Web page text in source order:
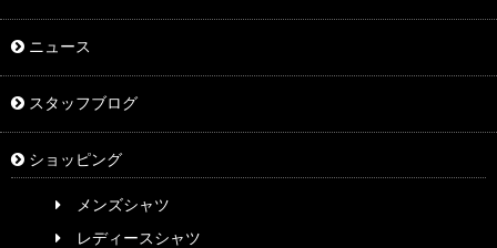
ニュース
スタッフブログ
ショッピング
メンズシャツ
レディースシャツ